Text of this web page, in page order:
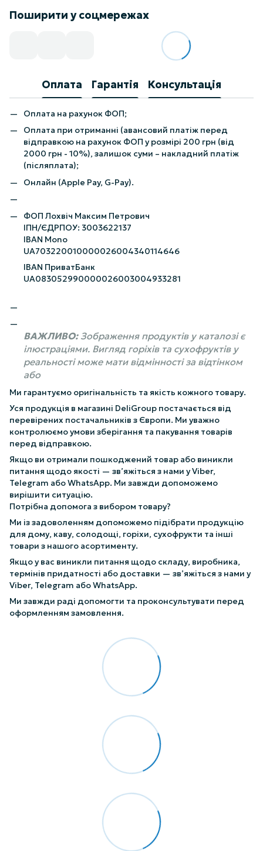
Поширити у соцмережах
Оплата Гарантія Консультація
Оплата на рахунок ФОП;
Оплата при отриманні (авансовий платіж перед
відправкою на рахунок ФОП у розмірі 200 грн (від
2000 грн - 10%), залишок суми – накладний платіж
(післяплата);
Онлайн (Apple Pay, G-Pay).
ФОП Лохвіч Максим Петрович
ІПН/ЄДРПОУ: 3003622137
IBAN Mono
UA703220010000026004340114646
IBAN ПриватБанк
UA083052990000026003004933281
ВАЖЛИВО:Зображення продуктів у каталозі є
ілюстраціями. Вигляд горіхів та сухофруктів у
реальності може мати відмінності за відтінком
або
Ми гарантуємо оригінальність та якість кожного товару.
Уся продукція в магазині DeliGroup постачається від
перевірених постачальників з Європи. Ми уважно
контролюємо умови зберігання та пакування товарів
перед відправкою.
Якщо ви отримали пошкоджений товар або виникли
питання щодо якості — зв’яжіться з нами у Viber,
Telegram або WhatsApp. Ми завжди допоможемо
вирішити ситуацію.
Потрібна допомога з вибором товару?
Ми із задоволенням допоможемо підібрати продукцію
для дому, каву, солодощі, горіхи, сухофрукти та інші
товари з нашого асортименту.
Якщо у вас виникли питання щодо складу, виробника,
термінів придатності або доставки — зв’яжіться з нами у
Viber, Telegram або WhatsApp.
Ми завжди раді допомогти та проконсультувати перед
оформленням замовлення.